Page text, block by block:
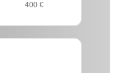
400 €